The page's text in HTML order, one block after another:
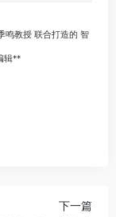
鸣教授 联合打造的 智
辑**
下一篇